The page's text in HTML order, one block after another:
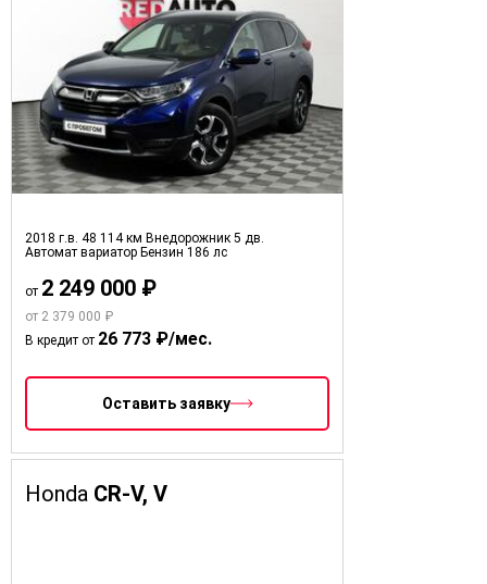
2018 г.в. 48 114 км Внедорожник 5 дв.
Автомат вариатор Бензин 186 лс
от 2 249 000 ₽
от 2 379 000 ₽
В кредит от 26 773 ₽/мес.
Оставить заявку
Honda CR-V, V